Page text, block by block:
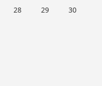
28 29
30